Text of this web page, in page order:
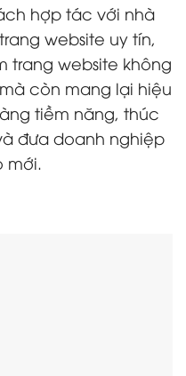
hợp tác với nhà
website uy tín,
trang website không
còn mang lại hiệu
tiềm năng, thúc
đưa doanh nghiệp
mới.